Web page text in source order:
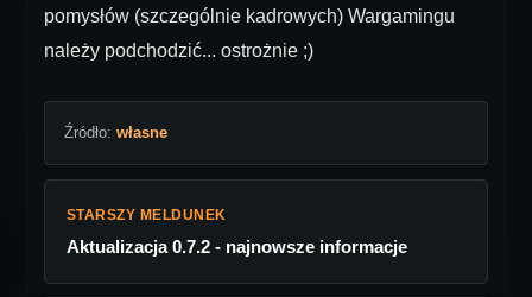
pomysłów (szczególnie kadrowych) Wargamingu
należy podchodzić... ostrożnie ;)
Źródło: własne
STARSZY MELDUNEK
Aktualizacja 0.7.2 - najnowsze informacje